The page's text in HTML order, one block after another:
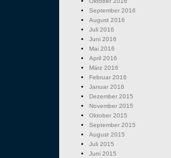
September 2016
August 2016
Juli 2016
Juni 2016
Mai 2016
April 2016
März 2016
Februar 2016
Januar 2016
Dezember 2015
November 2015
Oktober 2015
September 2015
August 2015
Juli 2015
Juni 2015